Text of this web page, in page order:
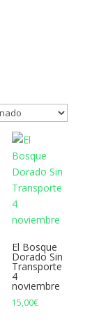
El Bosque
Dorado Sin
Transporte
4
noviembre
15,00€